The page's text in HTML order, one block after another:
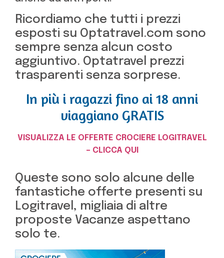
Ricordiamo che tutti i prezzi
esposti su Optatravel.com sono
sempre senza alcun costo
aggiuntivo. Optatravel prezzi
trasparenti senza sorprese.
In più i ragazzi fino ai 18 anni
viaggiano GRATIS
VISUALIZZA LE OFFERTE CROCIERE LOGITRAVEL
– CLICCA QUI
Queste sono solo alcune delle
fantastiche offerte presenti su
Logitravel, migliaia di altre
proposte Vacanze aspettano
solo te.